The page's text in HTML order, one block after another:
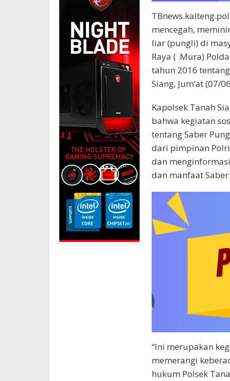
mencegah,
liar (pungli) di
Raya ( .Mura)
tahun 2016
Siang, Jum’at (07/
Kapolsek Tanah
bahwa kegiatan
tentang Saber
dari pimpinan
dan
dan manfaat
“Ini merupakan
memerangi
hukum Polsek